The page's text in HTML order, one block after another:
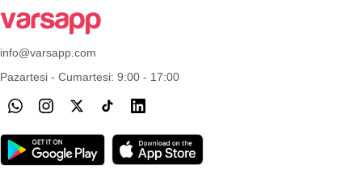
info@varsapp.com
Pazartesi - Cumartesi: 9:00 - 17:00